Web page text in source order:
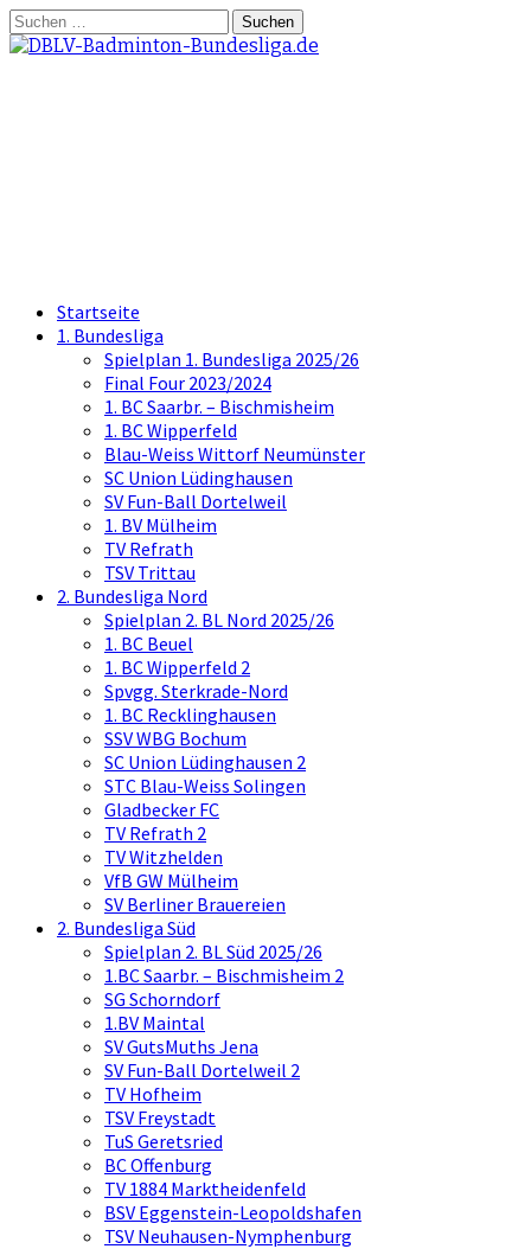
Springe
zum
Suchen
nach:
Startseite
1. Bundesliga
Spielplan 1. Bundesliga 2025/26
Final Four 2023/2024
1. BC Saarbr. – Bischmisheim
1. BC Wipperfeld
Blau-Weiss Wittorf Neumünster
SC Union Lüdinghausen
SV Fun-Ball Dortelweil
1. BV Mülheim
TV Refrath
TSV Trittau
2. Bundesliga Nord
Spielplan 2. BL Nord 2025/26
1. BC Beuel
1. BC Wipperfeld 2
Spvgg. Sterkrade-Nord
1. BC Recklinghausen
SSV WBG Bochum
SC Union Lüdinghausen 2
STC Blau-Weiss Solingen
Gladbecker FC
TV Refrath 2
TV Witzhelden
VfB GW Mülheim
SV Berliner Brauereien
2. Bundesliga Süd
Spielplan 2. BL Süd 2025/26
1.BC Saarbr. – Bischmisheim 2
SG Schorndorf
1.BV Maintal
SV GutsMuths Jena
SV Fun-Ball Dortelweil 2
TV Hofheim
TSV Freystadt
TuS Geretsried
BC Offenburg
TV 1884 Marktheidenfeld
BSV Eggenstein-Leopoldshafen
TSV Neuhausen-Nymphenburg